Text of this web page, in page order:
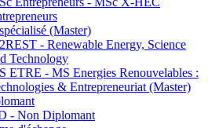
(Master)
- Renewable Energy, Science
Technology
ETRE - MS Energies Renouvelables :
& Entrepreneuriat (Master)
- Non Diplomant